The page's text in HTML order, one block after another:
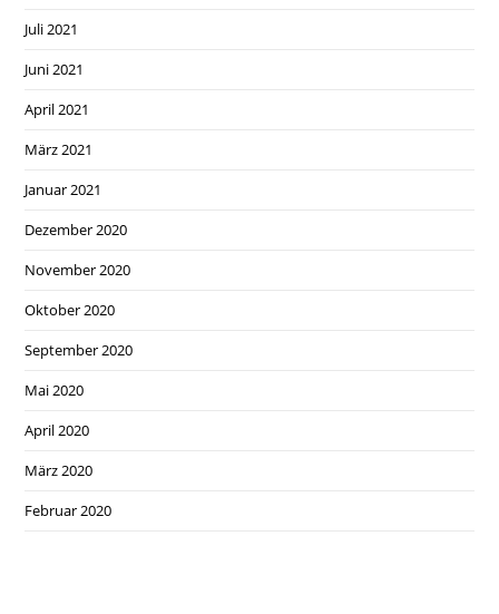
Juli 2021
Juni 2021
April 2021
März 2021
Januar 2021
Dezember 2020
November 2020
Oktober 2020
September 2020
Mai 2020
April 2020
März 2020
Februar 2020